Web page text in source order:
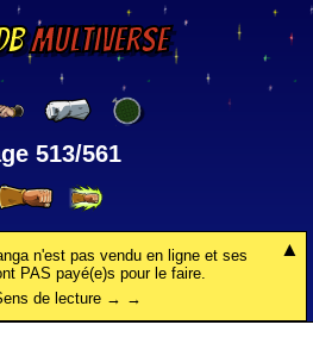
Multiverse
513/561
n'est pas vendu en ligne et ses
PAS payé(e)s pour le faire.
de lecture → →